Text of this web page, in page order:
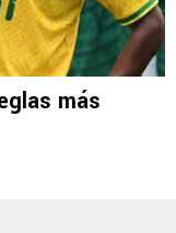
más